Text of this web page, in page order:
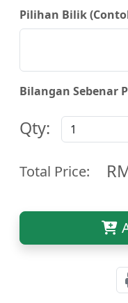
Pilihan Bilik
Bilangan Sebenar
Qty:
Total Price: